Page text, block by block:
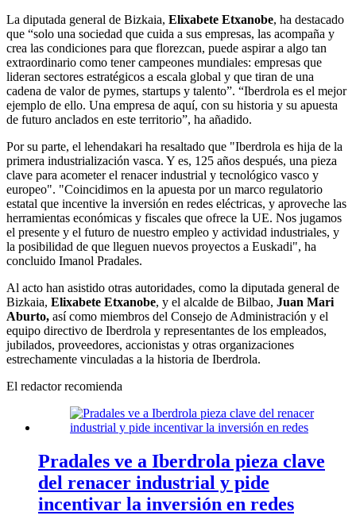
La diputada general de Bizkaia, Elixabete Etxanobe, ha destacado
que “solo una sociedad que cuida a sus empresas, las acompaña y
crea las condiciones para que florezcan, puede aspirar a algo tan
extraordinario como tener campeones mundiales: empresas que
lideran sectores estratégicos a escala global y que tiran de una
cadena de valor de pymes, startups y talento”. “Iberdrola es el mejor
ejemplo de ello. Una empresa de aquí, con su historia y su apuesta
de futuro anclados en este territorio”, ha añadido.
Por su parte, el lehendakari ha resaltado que "Iberdrola es hija de la
primera industrialización vasca. Y es, 125 años después, una pieza
clave para acometer el renacer industrial y tecnológico vasco y
europeo". "Coincidimos en la apuesta por un marco regulatorio
estatal que incentive la inversión en redes eléctricas, y aproveche las
herramientas económicas y fiscales que ofrece la UE. Nos jugamos
el presente y el futuro de nuestro empleo y actividad industriales, y
la posibilidad de que lleguen nuevos proyectos a Euskadi", ha
concluido Imanol Pradales.
Al acto han asistido otras autoridades, como la diputada general de
Bizkaia, Elixabete Etxanobe, y el alcalde de Bilbao, Juan Mari
Aburto, así como miembros del Consejo de Administración y el
equipo directivo de Iberdrola y representantes de los empleados,
jubilados, proveedores, accionistas y otras organizaciones
estrechamente vinculadas a la historia de Iberdrola.
El redactor recomienda
Pradales ve a Iberdrola pieza clave
del renacer industrial y pide
incentivar la inversión en redes